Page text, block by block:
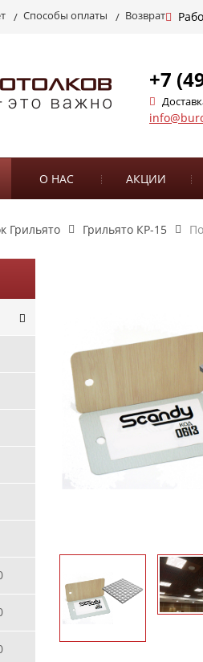
Способы оплаты Возврат
+7
О НАС АКЦИИ
Грильято Грильято КР-15